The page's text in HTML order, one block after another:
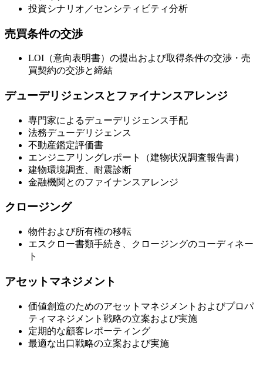
投資シナリオ／センシティビティ分析
売買条件の交渉
LOI（意向表明書）の提出および取得条件の交渉・売
買契約の交渉と締結
デューデリジェンスとファイナンスアレンジ
専門家によるデューデリジェンス手配
法務デューデリジェンス
不動産鑑定評価書
エンジニアリングレポート（建物状況調査報告書）
建物環境調査、耐震診断
金融機関とのファイナンスアレンジ
クロージング
物件および所有権の移転
エスクロー書類手続き、クロージングのコーディネー
ト
アセットマネジメント
価値創造のためのアセットマネジメントおよびプロパ
ティマネジメント戦略の立案および実施
定期的な顧客レポーティング
最適な出口戦略の立案および実施